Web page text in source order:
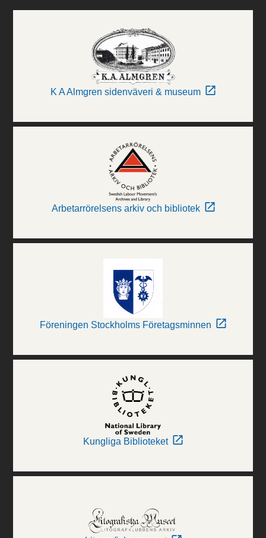
K A Almgren sidenväveri & museum
Arbetarrörelsens arkiv och bibliotek
Föreningen Stockholms Företagsminnen
Kungliga Biblioteket